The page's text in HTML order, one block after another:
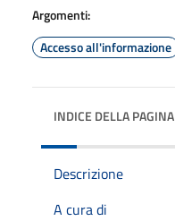
Argomenti:
Accesso all'informazione
INDICE DELLA PAGINA
Descrizione
A cura di